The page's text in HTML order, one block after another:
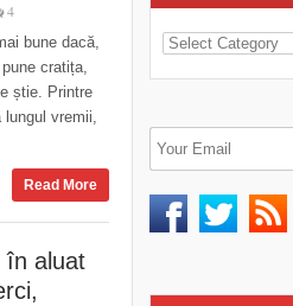
4
bune dacă,
cratița,
știe. Printre
lungul vremii,
Read More
în aluat